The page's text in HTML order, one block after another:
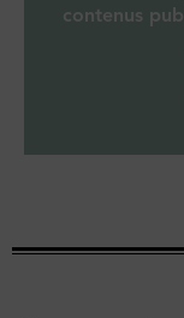
contenus